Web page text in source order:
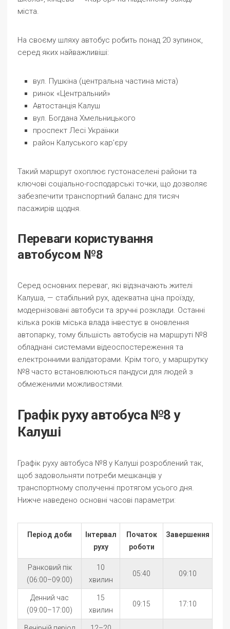
міста.
На своєму шляху автобус робить понад 20 зупинок,
серед яких найважливіші:
вул. Пушкіна (центральна частина міста)
ринок «Центральний»
Автостанція Калуш
вул. Богдана Хмельницького
проспект Лесі Українки
район Калуського кар’єру
Такий маршрут охоплює густонаселені райони та
ключові соціально-господарські точки, що дозволяє
забезпечити транспортний баланс для тисяч
пасажирів щодня.
Переваги користування
автобусом №8
Серед основних переваг, які відзначають жителі
Калуша, — стабільний рух, адекватна ціна проїзду,
модернізовані автобуси та зручні розклади. Останні
кілька років міська влада інвестує в оновлення
автопарку, тому більшість автобусів на маршруті №8
обладнані системами відеоспостереження та
електронними валідаторами. Крім того, у маршрутку
№8 часто встановлюються пандуси для людей з
обмеженими можливостями.
Графік руху автобуса №8 у
Калуші
Графік руху автобуса №8 у Калуші розроблений так,
щоб задовольняти потреби мешканців у
транспортному сполученні протягом усього дня.
Нижче наведено основні часові параметри:
Період доби
Інтервал
руху
Початок
роботи
Завершення
Ранковий пік
(06:00–09:00)
10
хвилин
05:40 09:10
Денний час
(09:00–17:00)
15
хвилин
09:15 17:10